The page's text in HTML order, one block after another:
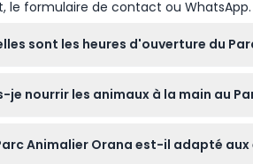
le formulaire de contact ou WhatsApp.
sont les heures d'ouverture du
— veuillez confirmer au
je nourrir les animaux à la main au
animaux comme les rhinocéros
Animalier Orana est-il adapté